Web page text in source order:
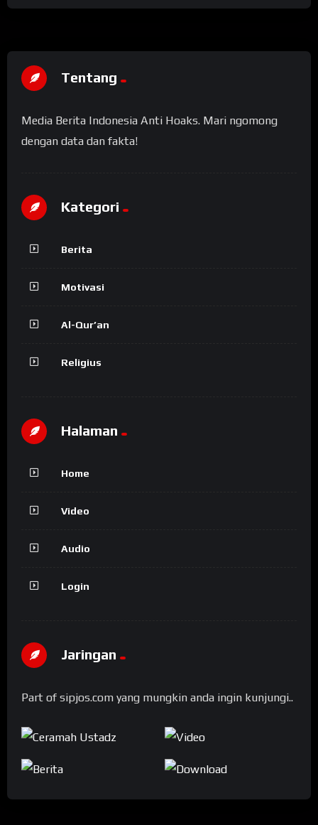
Tentang
Media Berita Indonesia Anti Hoaks. Mari ngomong
dengan data dan fakta!
Kategori
Berita
Motivasi
Al-Qur’an
Religius
Halaman
Home
Video
Audio
Login
Jaringan
Part of sipjos.com yang mungkin anda ingin kunjungi..